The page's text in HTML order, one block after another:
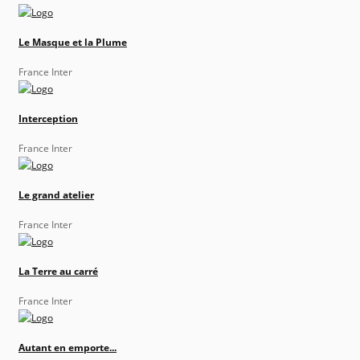
Le Masque et la Plume
France Inter
Interception
France Inter
Le grand atelier
France Inter
La Terre au carré
France Inter
Autant en emporte...